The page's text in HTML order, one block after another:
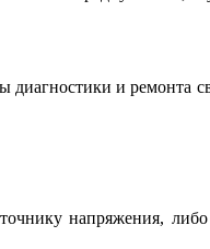
и ремонта
напряжения,